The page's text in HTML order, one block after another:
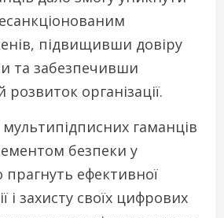
підвищивши довіру
та забезпечивши
організації.
гаманців
безпеки у
прагнуть ефективної
і захисту своїх цифрових